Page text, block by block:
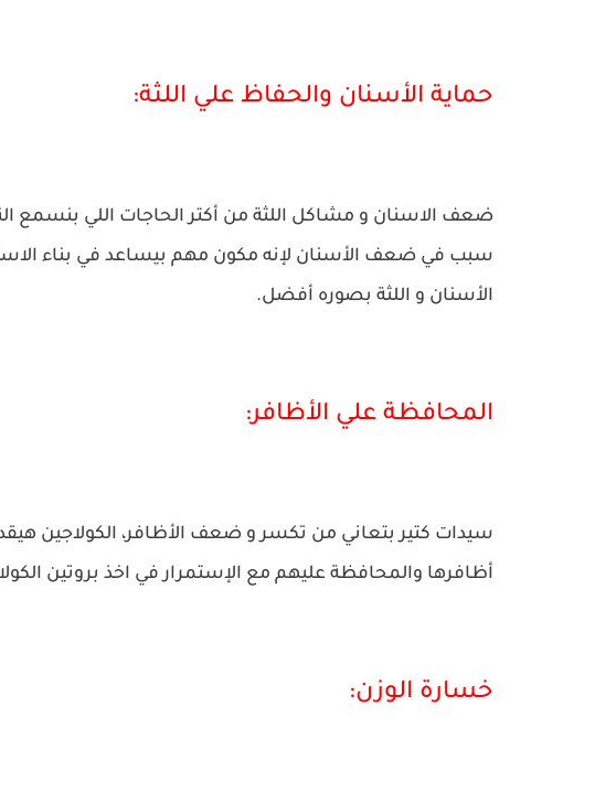
حماية الأسنان والحفاظ علي اللثة:
ضعف الاسنان و مشاكل اللثة من أكتر الحاجات اللي بنسمع
سبب في ضعف الأسنان لإنه مكون مهم بيساعد في بناء
الأسنان و اللثة بصوره أفضل.
المحافظة علي الأظافر:
سيدات كتير بتعاني من تكسر و ضعف الأظافر، الكولاجين
أظافرها والمحافظة عليهم مع الإستمرار في اخذ بروتين
خسارة الوزن: